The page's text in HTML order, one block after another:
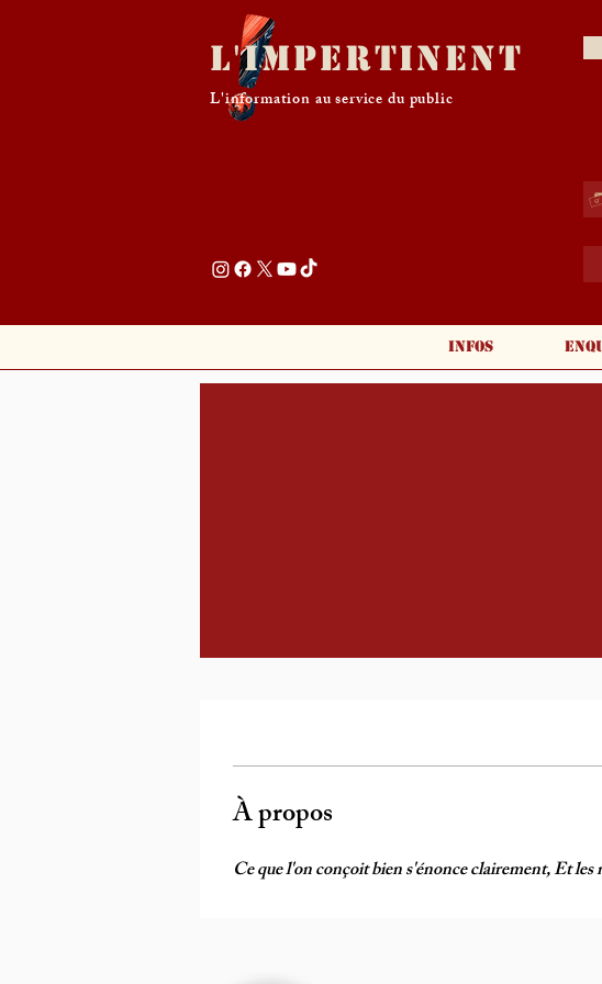
L'Impertinent
L'information au service du public
Infos
À propos
Ce que l'on conçoit bien s'énonce clairement, Et